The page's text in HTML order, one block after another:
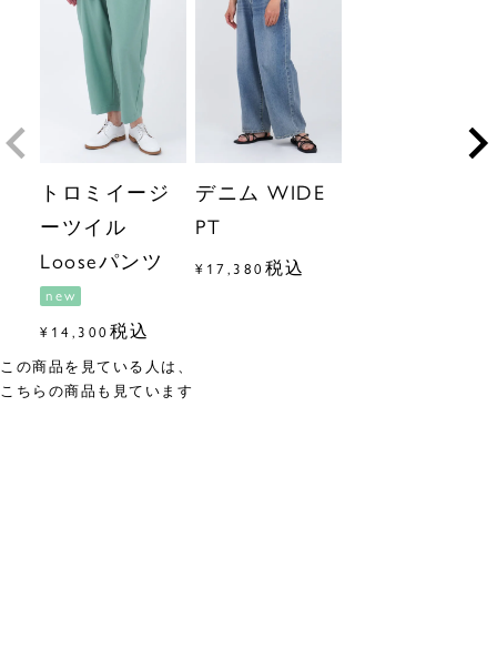
トロミイージ
ーツイル
Looseパンツ
new
¥ 14,300 税込
デニム WIDE
PT
¥ 17,380 税込
この商品を見ている人は、
こちらの商品も見ています